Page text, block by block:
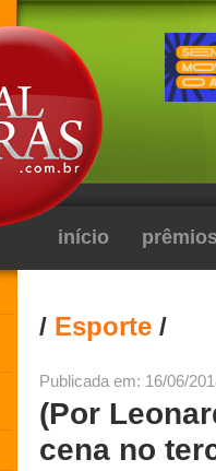
início prêmios
/ Esporte /
Publicada em: 16/06/
(Por
cena no